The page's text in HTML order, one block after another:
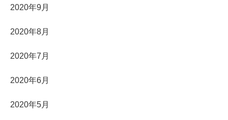
2020年9月
2020年8月
2020年7月
2020年6月
2020年5月